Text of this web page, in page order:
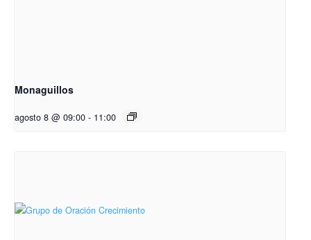
Monaguillos
agosto 8 @ 09:00 - 11:00